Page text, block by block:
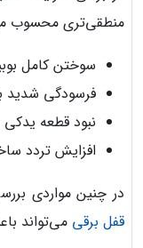
منطقی‌تری محسوب
سوختن کامل
فرسودگی شدید
نبود قطعه
افزایش تردد
در چنین مواردی
قفل برقی می‌تواند